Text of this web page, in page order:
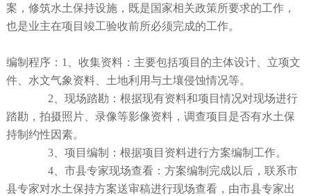
案，修筑水土保持设施，既是国家相关政策所要求的工作，
也是业主在项目竣工验收前所必须完成的工作。
编制程序：1、收集资料：主要包括项目的主体设计、立项文
件、水文气象资料、土地利用与土壤侵蚀情况等。
2、现场踏勘：根据现有资料和项目情况对现场进行
踏勘，拍摄照片、录像等影像资料，调查项目是否有水土保
持制约性因素。
3、项目编制：根据项目资料进行方案编制工作。
4、市县专家现场查看：方案编制完成以后，联系市
县专家对水土保持方案送审稿进行现场查看，由市县专家出